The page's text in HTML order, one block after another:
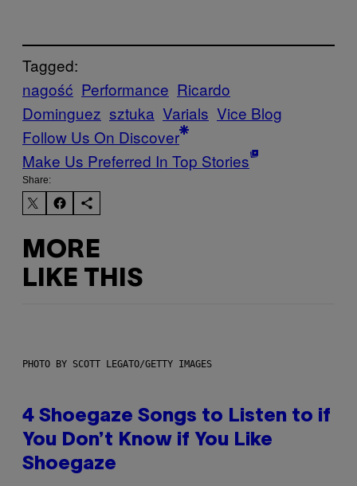
Tagged:
nagość Performance Ricardo
Dominguez sztuka Varials Vice Blog
Follow Us On Discover
Make Us Preferred In Top Stories
Share:
MORE
LIKE THIS
PHOTO BY SCOTT LEGATO/GETTY IMAGES
4 Shoegaze Songs to Listen to if
You Don’t Know if You Like
Shoegaze